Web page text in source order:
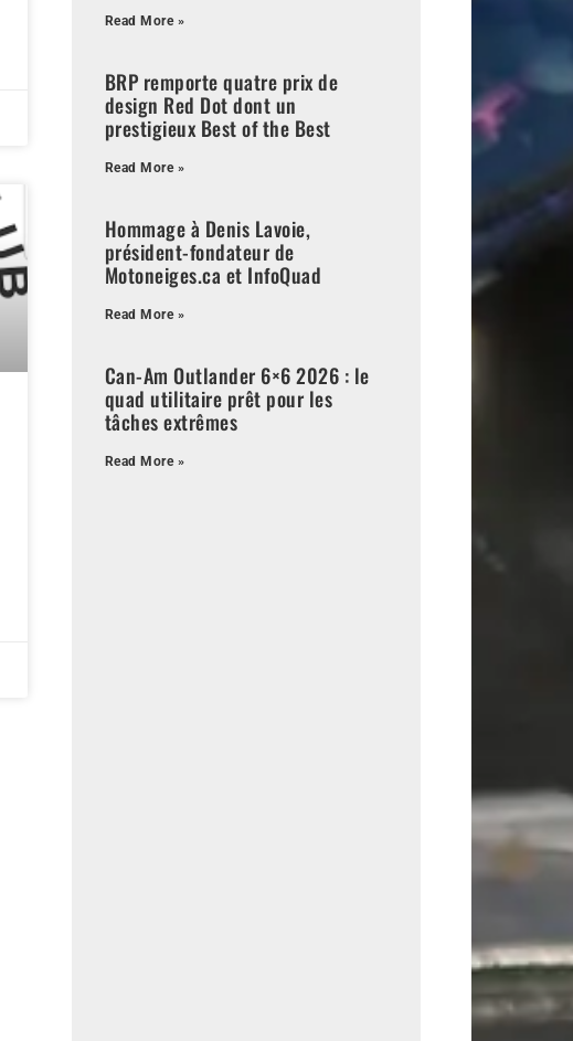
Read More »
BRP remporte quatre prix de
design Red Dot dont un
prestigieux Best of the Best
Read More »
Hommage à Denis Lavoie,
président-fondateur de
Motoneiges.ca et InfoQuad
Read More »
Can-Am Outlander 6×6 2026 : le
quad utilitaire prêt pour les
tâches extrêmes
Read More »